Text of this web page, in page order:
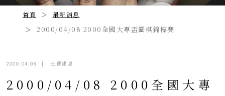
首頁 最新消息
2000/04/08 2000全國大專盃圍棋錦標賽
2000.04.08 | 比賽訊息
2000/04/08 2000全國大專